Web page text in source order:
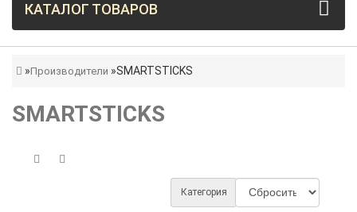
КАТАЛОГ ТОВАРОВ
Производители SMARTSTICKS
SMARTSTICKS
Категория